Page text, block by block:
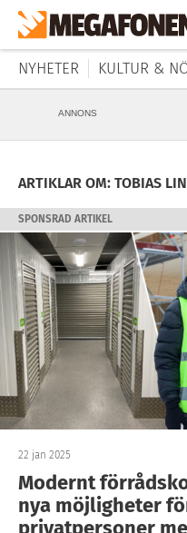
NYHETER KULTUR &
ANNONS
ARTIKLAR OM: TOBIAS
SPONSRAD ARTIKEL
22 jan 2025
Modernt
nya möjligheter
privatpersoner